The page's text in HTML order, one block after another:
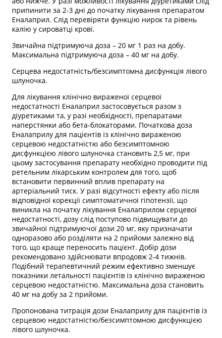
припинити за 2-3 дні до початку лікування препаратом
Еналаприл. Слід перевіряти функцію нирок та рівень
калію у сироватці крові.
Звичайна підтримуюча доза – 20 мг 1 раз на добу.
Максимальна підтримуюча доза – 40 мг на добу.
Серцева недостатність/безсимптомна дисфункція лівого
шлуночка.
Для лікування клінічно вираженої серцевої
недостатності Еналаприл застосовується разом з
діуретиками та, у разі необхідності, препаратами
наперстянки або бета-блокаторами. Початкова доза
Еналаприлу для пацієнтів із клінічно вираженою
серцевою недостатністю або безсимптомною
дисфункцією лівого шлуночка становить 2,5 мг, при
цьому застосування препарату необхідно проводити під
ретельним лікарським контролем для того, щоб
встановити первинний вплив препарату на
артеріальний тиск. У разі відсутності ефекту або після
відповідної корекції симптоматичної гіпотензії, що
виникла на початку лікування Еналаприлом серцевої
недостатності, дозу слід поступово підвищувати до
звичайної підтримуючої дози 20 мг, яку призначати
одноразово або розділяти на 2 прийоми залежно від
того, що краще переносить пацієнт. Добір дози
рекомендовано здійснювати впродовж 2-4 тижнів.
Подібний терапевтичний режим ефективно зменшує
показники летальності пацієнтів із клінічно вираженою
серцевою недостатністю. Максимальна доза становить
40 мг на добу за 2 прийоми.
Пропонована титрація дози Еналаприлу для пацієнтів із
серцевою недостатністю/безсимптомною дисфункцією
лівого шлуночка.